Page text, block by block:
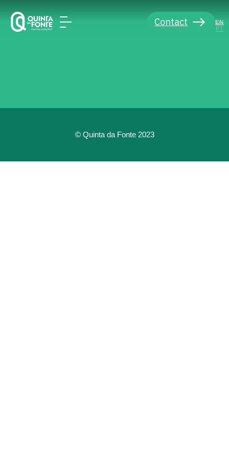
Contact
PT
EN
© Quinta da Fonte 2023